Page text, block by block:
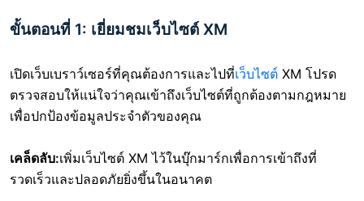
ขั้นตอนที่ 1: เยี่ยมชมเว็บไซต์ XM
เปิดเว็บเบราว์เซอร์ที่คุณต้องการและไปที่เว็บไซต์ XM โปรด
ตรวจสอบให้แน่ใจว่าคุณเข้าถึงเว็บไซต์ที่ถูกต้องตามกฎหมาย
เพื่อปกป้องข้อมูลประจำตัวของคุณ
เคล็ดลับ:เพิ่มเว็บไซต์ XM ไว้ในบุ๊กมาร์กเพื่อการเข้าถึงที่
รวดเร็วและปลอดภัยยิ่งขึ้นในอนาคต